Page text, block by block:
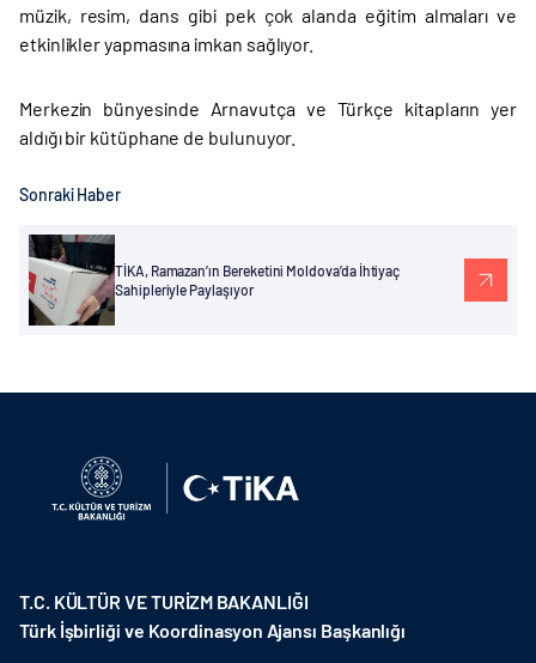
müzik, resim, dans gibi pek çok alanda eğitim almaları ve
etkinlikler yapmasına imkan sağlıyor.
Merkezin bünyesinde Arnavutça ve Türkçe kitapların yer
aldığı bir kütüphane de bulunuyor.
Sonraki Haber
TİKA, Ramazan’ın Bereketini Moldova’da İhtiyaç
Sahipleriyle Paylaşıyor
T.C. KÜLTÜR VE TURİZM BAKANLIĞI
Türk İşbirliği ve Koordinasyon Ajansı Başkanlığı